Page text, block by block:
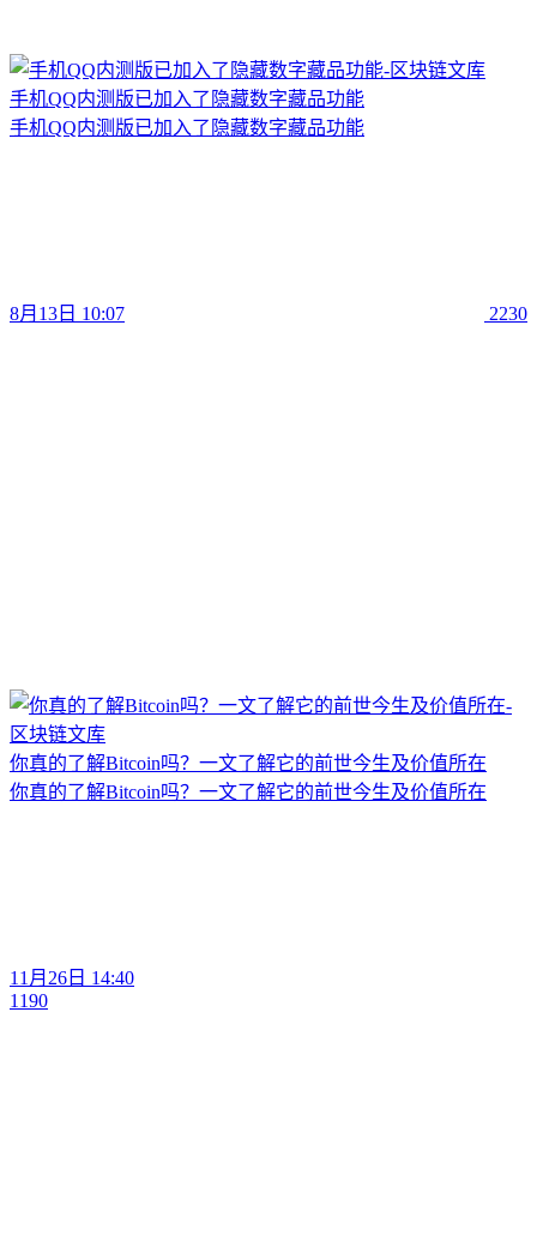
手机QQ内测版已加入了隐藏数字藏品功能
手机QQ内测版已加入了隐藏数字藏品功能
8月13日 10:07 2230
你真的了解Bitcoin吗？一文了解它的前世今生及价值所在
你真的了解Bitcoin吗？一文了解它的前世今生及价值所在
11月26日 14:40
1190